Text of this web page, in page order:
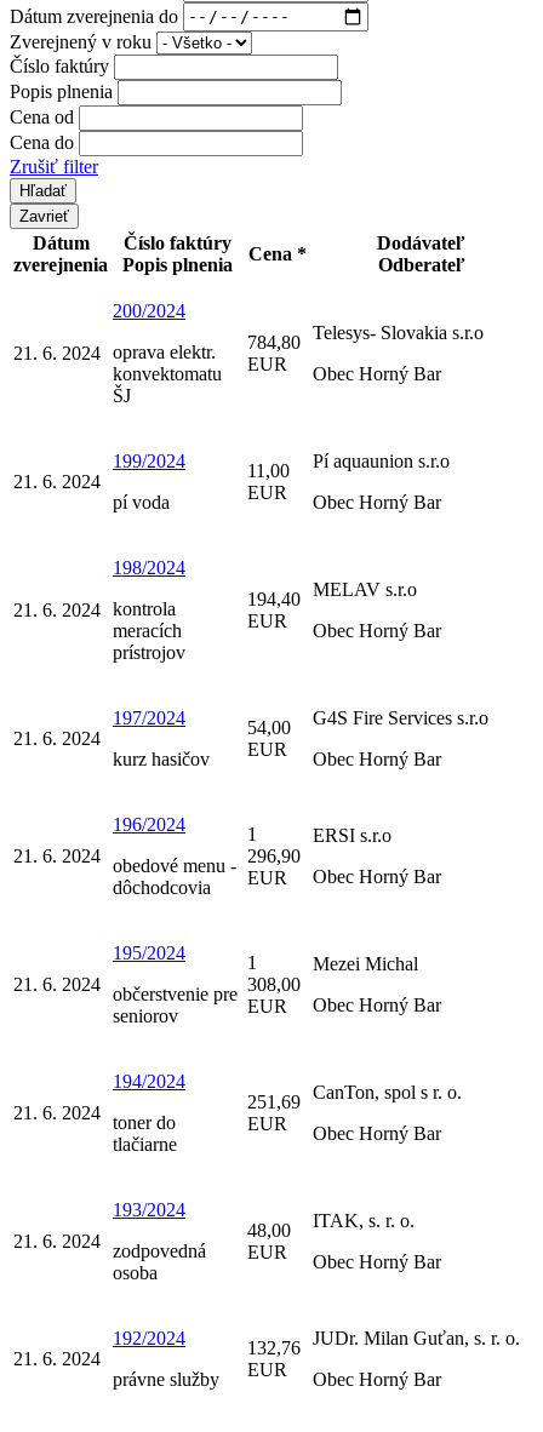
Dátum zverejnenia do
Zverejnený v roku
Číslo faktúry
Popis plnenia
Cena od
Cena do
Zrušiť filter
Zavrieť
Dátum
zverejnenia
Číslo faktúry
Popis plnenia
Cena *
Dodávateľ
Odberateľ
21. 6. 2024
200/2024
oprava elektr.
konvektomatu
ŠJ
784,80
EUR
Telesys- Slovakia s.r.o
Obec Horný Bar
21. 6. 2024
199/2024
pí voda
11,00
EUR
Pí aquaunion s.r.o
Obec Horný Bar
21. 6. 2024
198/2024
kontrola
meracích
prístrojov
194,40
EUR
MELAV s.r.o
Obec Horný Bar
21. 6. 2024
197/2024
kurz hasičov
54,00
EUR
G4S Fire Services s.r.o
Obec Horný Bar
21. 6. 2024
196/2024
obedové menu -
dôchodcovia
1
296,90
EUR
ERSI s.r.o
Obec Horný Bar
21. 6. 2024
195/2024
občerstvenie pre
seniorov
1
308,00
EUR
Mezei Michal
Obec Horný Bar
21. 6. 2024
194/2024
toner do
tlačiarne
251,69
EUR
CanTon, spol s r. o.
Obec Horný Bar
21. 6. 2024
193/2024
zodpovedná
osoba
48,00
EUR
ITAK, s. r. o.
Obec Horný Bar
21. 6. 2024
192/2024
právne služby
132,76
EUR
JUDr. Milan Guťan, s. r. o.
Obec Horný Bar